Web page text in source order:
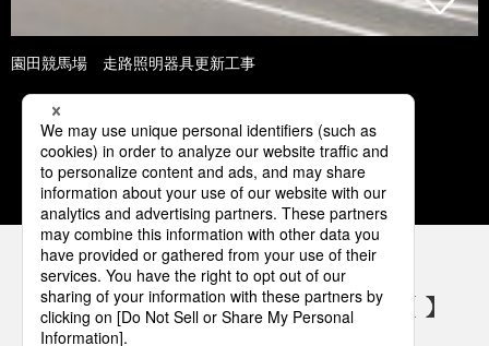
園田競馬場 走路照明器具更新工事
1 2 3 4 5
パナソニックの電気設備 SNSアカウント